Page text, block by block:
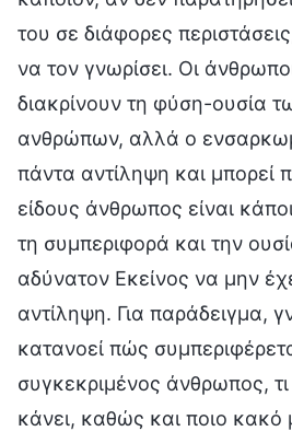
του σε διάφορες
να τον γνωρίσει. Οι
διακρίνουν τη φύση-ουσία
ανθρώπων, αλλά ο
πάντα αντίληψη και μπορεί
είδους άνθρωπος είναι
τη συμπεριφορά και την
αδύνατον Εκείνος να μην
αντίληψη. Για παράδειγμα,
κατανοεί πώς
συγκεκριμένος άνθρωπος, τι
κάνει, καθώς και ποιο κακό